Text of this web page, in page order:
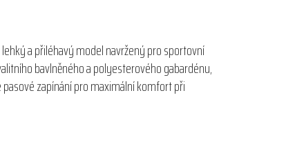
lehký a přiléhavý model navržený pro sportovní
bavlněného a polyesterového gabardénu,
zapínání pro maximální komfort při